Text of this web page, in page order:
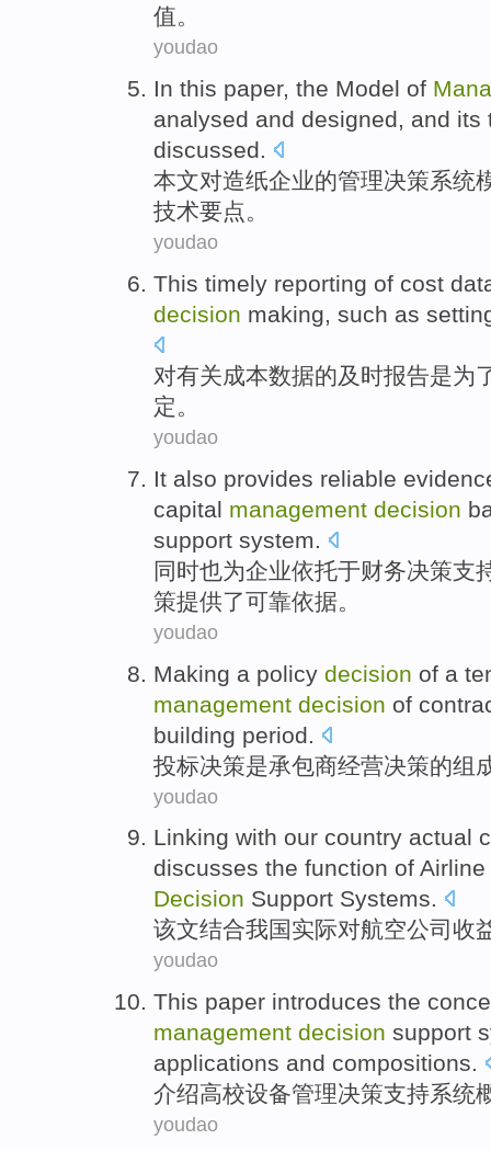
值。
youdao
In this paper, the Model of
analysed and designed, and its
discussed.
本文对造纸企业的管理决策系统
技术要点。
youdao
This timely reporting of cost
decision making, such as
对有关成本数据的及时报告是为
定。
youdao
It also provides reliable
capital management decision
support system.
同时也为企业依托于财务决策支
策提供了可靠依据。
youdao
Making a policy decision of a
management decision of
building period.
投标决策是承包商经营决策的组
youdao
Linking with our country actual
discusses the function of Airline
Decision Support Systems.
该文结合我国实际对航空公司 收
youdao
This paper introduces the
management decision support
applications and compositions.
介绍高校设备管理决策支持系统
youdao